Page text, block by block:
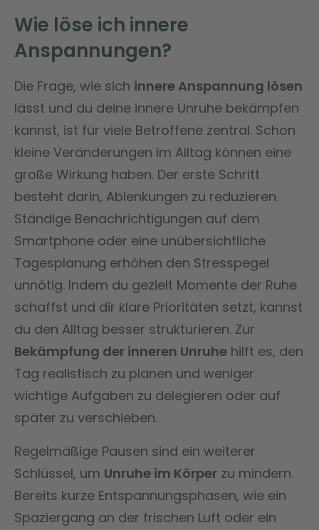
Wie löse ich innere
Anspannungen?
Die Frage, wie sich innere Anspannung lösen
lässt und du deine innere Unruhe bekämpfen
kannst, ist für viele Betroffene zentral. Schon
kleine Veränderungen im Alltag können eine
große Wirkung haben. Der erste Schritt
besteht darin, Ablenkungen zu reduzieren.
Ständige Benachrichtigungen auf dem
Smartphone oder eine unübersichtliche
Tagesplanung erhöhen den Stresspegel
unnötig. Indem du gezielt Momente der Ruhe
schaffst und dir klare Prioritäten setzt, kannst
du den Alltag besser strukturieren. Zur
Bekämpfung der inneren Unruhe hilft es, den
Tag realistisch zu planen und weniger
wichtige Aufgaben zu delegieren oder auf
später zu verschieben.
Regelmäßige Pausen sind ein weiterer
Schlüssel, um Unruhe im Körper zu mindern.
Bereits kurze Entspannungsphasen, wie ein
Spaziergang an der frischen Luft oder ein